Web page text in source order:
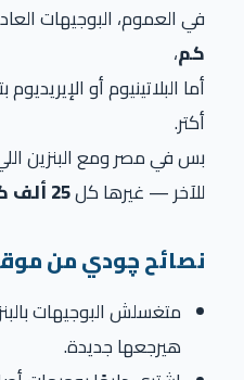
في العموم، البوجيهات
كم،
أما البلاتينيوم أو
أكتر.
بس في مصر ومع البنزين
للآخر — غيرها كل25 ألف كم
نصائح چودي من
متغسلش البوجيهات
هيرجعها جديدة.